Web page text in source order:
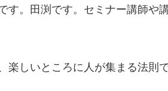
す。田渕です。セミナー講師や
楽しいところに人が集まる法則で